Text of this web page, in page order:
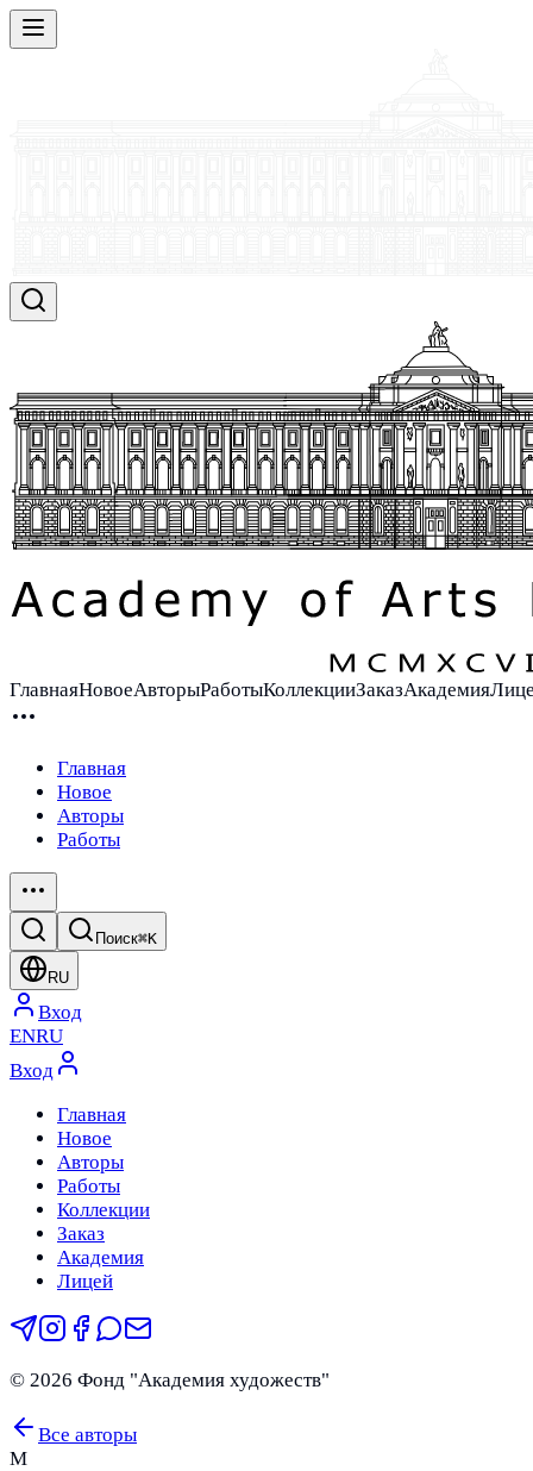
ГлавнаяНовоеАвторыРаботыКоллекцииЗаказАкадемия
Главная
Новое
Авторы
Работы
Поиск⌘K
RU
Вход
ENRU
Вход
Главная
Новое
Авторы
Работы
Коллекции
Заказ
Академия
Лицей
© 2026 Фонд "Академия художеств"
Все авторы
M